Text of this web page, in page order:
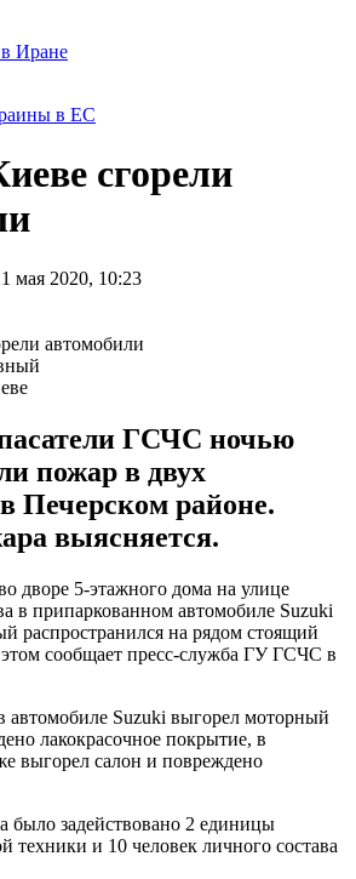
Иране
в ЕС
сгорели
мая 2020, 10:23
ГСЧС ночью
пожар в двух
Печерском районе.
выясняется.
дворе 5-этажного дома на улице
в припаркованном автомобиле Suzuki
распространился на рядом стоящий
сообщает пресс-служба ГУ ГСЧС в
автомобиле Suzuki выгорел моторный
лакокрасочное покрытие, в
выгорел салон и повреждено
было задействовано 2 единицы
техники и 10 человек личного состава